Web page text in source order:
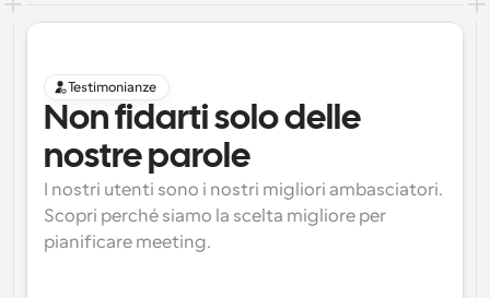
Testimonianze
Non fidarti solo delle
nostre parole
I nostri utenti sono i nostri migliori ambasciatori.
Scopri perché siamo la scelta migliore per
pianificare meeting.